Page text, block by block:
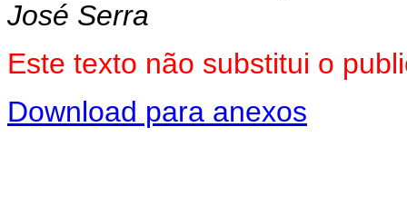
José Serra
Este texto não substitui o
Download para anexos